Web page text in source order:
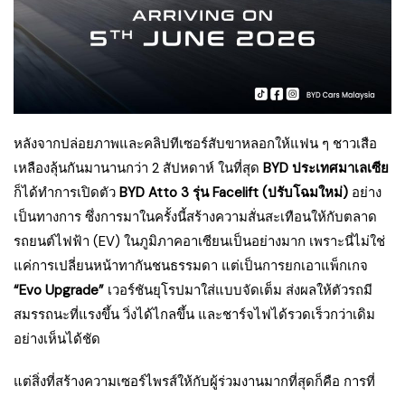
หลังจากปล่อยภาพและคลิปทีเซอร์สับขาหลอกให้แฟน ๆ ชาวเสือ
เหลืองลุ้นกันมานานกว่า 2 สัปหดาห์ ในที่สุด BYD ประเทศมาเลเซีย
ก็ได้ทำการเปิดตัว BYD Atto 3 รุ่น Facelift (ปรับโฉมใหม่) อย่าง
เป็นทางการ ซึ่งการมาในครั้งนี้สร้างความสั่นสะเทือนให้กับตลาด
รถยนต์ไฟฟ้า (EV) ในภูมิภาคอาเซียนเป็นอย่างมาก เพราะนี่ไม่ใช่
แค่การเปลี่ยนหน้าทากันชนธรรมดา แต่เป็นการยกเอาแพ็กเกจ
“Evo Upgrade” เวอร์ชันยุโรปมาใส่แบบจัดเต็ม ส่งผลให้ตัวรถมี
สมรรถนะที่แรงขึ้น วิ่งได้ไกลขึ้น และชาร์จไฟได้รวดเร็วกว่าเดิม
อย่างเห็นได้ชัด
แต่สิ่งที่สร้างความเซอร์ไพรส์ให้กับผู้ร่วมงานมากที่สุดก็คือ การที่